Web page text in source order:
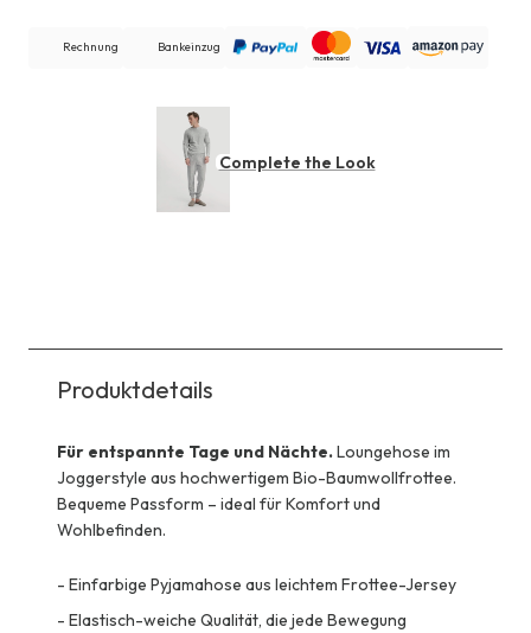
Rechnung Bankeinzug
Complete the Look
Produktdetails
Für entspannte Tage und Nächte.Loungehose im
Joggerstyle aus hochwertigem Bio-Baumwollfrottee.
Bequeme Passform – ideal für Komfort und
Wohlbefinden.
- Einfarbige Pyjamahose aus leichtem Frottee-Jersey
- Elastisch-weiche Qualität, die jede Bewegung